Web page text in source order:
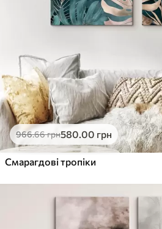
966.66грн580.00 грн
Смарагдові тропіки